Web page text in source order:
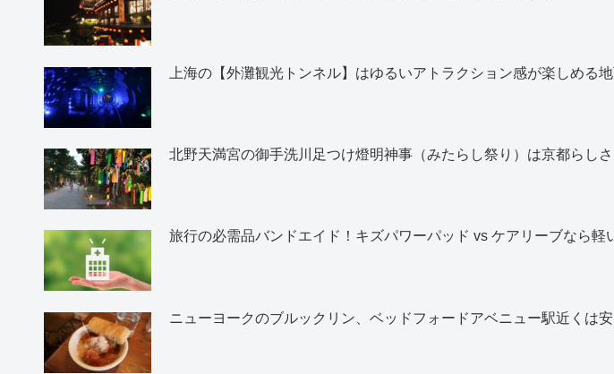
上海の【外灘観光トンネル】はゆるいアトラクション感が楽しめる
北野天満宮の御手洗川足つけ燈明神事（みたらし祭り）は京都らし
旅行の必需品バンドエイド！キズパワーパッド vs ケアリーブなら
ニューヨークのブルックリン、ベッドフォードアベニュー駅近くは